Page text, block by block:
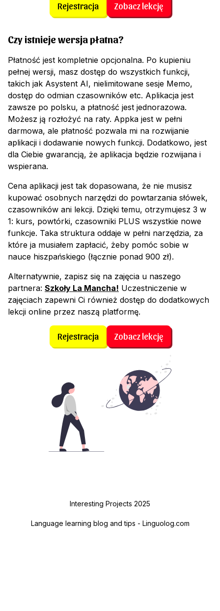
Rejestracja Zobacz lekcję
Czy istnieje wersja płatna?
Płatność jest kompletnie opcjonalna. Po kupieniu
pełnej wersji, masz dostęp do wszystkich funkcji,
takich jak Asystent AI, nielimitowane sesje Memo,
dostęp do odmian czasowników etc. Aplikacja jest
zawsze po polsku, a płatność jest jednorazowa.
Możesz ją rozłożyć na raty. Appka jest w pełni
darmowa, ale płatność pozwala mi na rozwijanie
aplikacji i dodawanie nowych funkcji. Dodatkowo, jest
dla Ciebie gwarancją, że aplikacja będzie rozwijana i
wspierana.
Cena aplikacji jest tak dopasowana, że nie musisz
kupować osobnych narzędzi do powtarzania słówek,
czasowników ani lekcji. Dzięki temu, otrzymujesz 3 w
1: kurs, powtórki, czasowniki PLUS wszystkie nowe
funkcje. Taka struktura oddaje w pełni narzędzia, za
które ja musiałem zapłacić, żeby pomóc sobie w
nauce hiszpańskiego (łącznie ponad 900 zł).
Alternatywnie, zapisz się na zajęcia u naszego
partnera: Szkoły La Mancha! Uczestniczenie w
zajęciach zapewni Ci również dostęp do dodatkowych
lekcji online przez naszą platformę.
Rejestracja Zobacz lekcję
Interesting Projects 2025
Language learning blog and tips - Linguolog.com